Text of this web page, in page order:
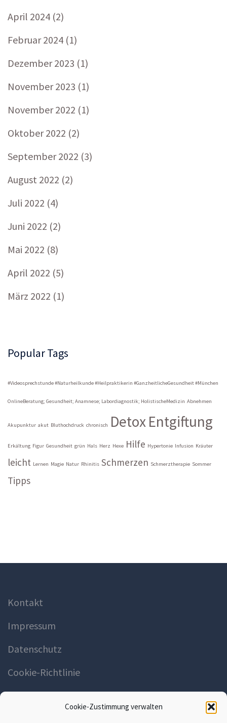
Cookie-Zustimmung verwalten
April 2024 (2)
Februar 2024 (1)
Dezember 2023 (1)
November 2023 (1)
November 2022 (1)
Oktober 2022 (2)
September 2022 (3)
August 2022 (2)
Juli 2022 (4)
Juni 2022 (2)
Mai 2022 (8)
April 2022 (5)
März 2022 (1)
Popular Tags
#Videosprechstunde #Naturheilkunde #Heilpraktikerin #GanzheitlicheGesundheit #München
OnlineBeratung; Gesundheit; Anamnese; Labordiagnostik; HolistischeMedizin Abnehmen
Akupunktur akut Bluthochdruck chronisch DetoxEntgiftung
Erkältung Figur Gesundheit grün Hals Herz Hexe Hilfe Hypertonie Infusion Kräuter
leicht Lernen Magie Natur Rhinitis Schmerzen Schmerztherapie Sommer
Tipps
Kontakt
Impressum
Datenschutz
Cookie-Richtlinie